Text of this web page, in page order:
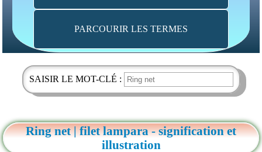
PARCOURIR LES TERMES
SAISIR LE MOT-CLÉ :
Ring net | filet lampara - signification et
illustration